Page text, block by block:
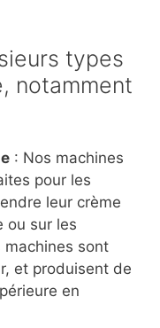
types
notamment
: Nos machines
pour les
leur crème
ou sur les
machines sont
et produisent de
en